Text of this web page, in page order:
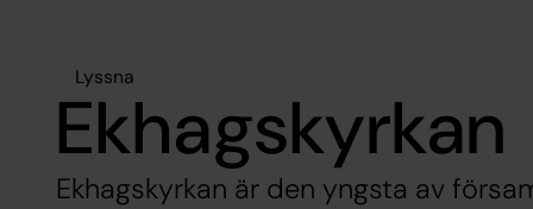
Lyssna
Ekhagskyrkan
Ekhagskyrkan är den yngsta av